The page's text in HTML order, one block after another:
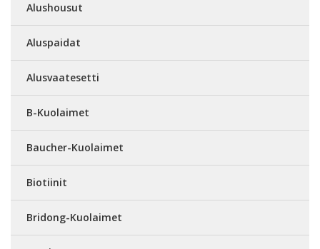
Alushousut
Aluspaidat
Alusvaatesetti
B-Kuolaimet
Baucher-Kuolaimet
Biotiinit
Bridong-Kuolaimet